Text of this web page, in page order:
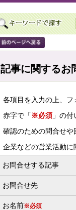
記事に関するお
各項目を入力の上、フ
赤字で「 ※必須 」の
確認のための問合せや
企業などの営業活動に
お問合せする記事
お問合せ先
お名前※必須